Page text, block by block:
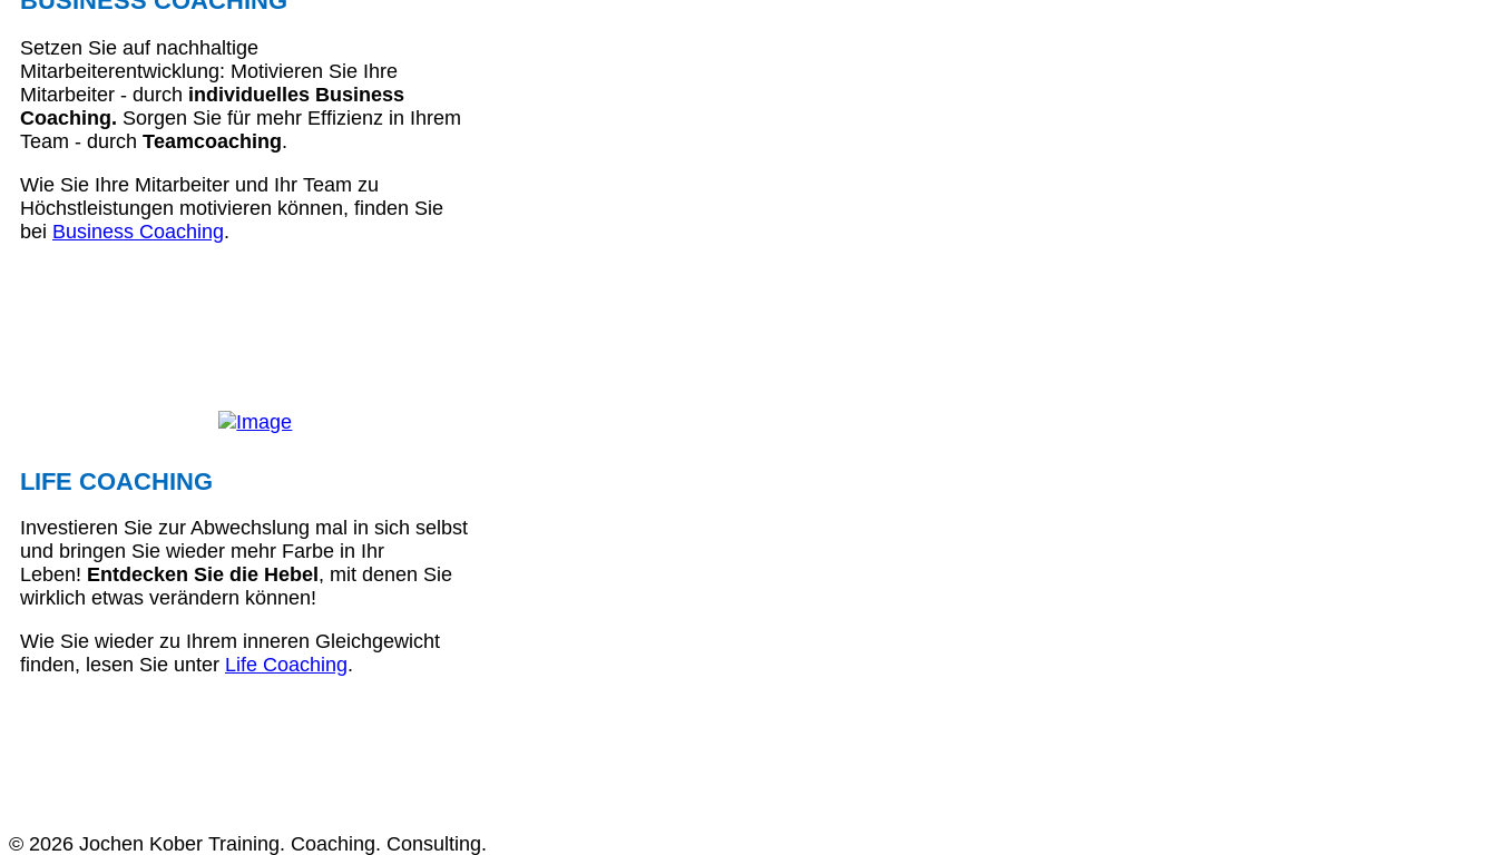
Setzen Sie auf nachhaltige
Mitarbeiterentwicklung: Motivieren Sie Ihre
Mitarbeiter - durch individuelles Business
Coaching. Sorgen Sie für mehr Effizienz in Ihrem
Team - durch Teamcoaching.
Wie Sie Ihre Mitarbeiter und Ihr Team zu
Höchstleistungen motivieren können, finden Sie
bei Business Coaching.
LIFE COACHING
Investieren Sie zur Abwechslung mal in sich selbst
und bringen Sie wieder mehr Farbe in Ihr
Leben! Entdecken Sie die Hebel, mit denen Sie
wirklich etwas verändern können!
Wie Sie wieder zu Ihrem inneren Gleichgewicht
finden, lesen Sie unter Life Coaching.
© 2026 Jochen Kober Training. Coaching. Consulting.